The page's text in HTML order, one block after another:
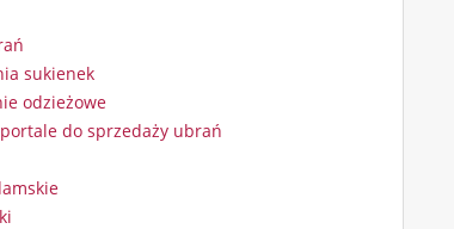
sukienek
odzieżowe
do sprzedaży ubrań